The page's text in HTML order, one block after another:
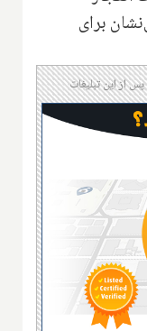
است. حدود ۶۰ آتش‌نشان برای
از این تبلیغات